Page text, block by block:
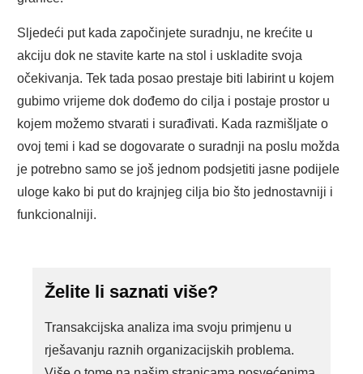
Sljedeći put kada započinjete suradnju, ne krećite u
akciju dok ne stavite karte na stol i uskladite svoja
očekivanja. Tek tada posao prestaje biti labirint u kojem
gubimo vrijeme dok dođemo do cilja i postaje prostor u
kojem možemo stvarati i surađivati. Kada razmišljate o
ovoj temi i kad se dogovarate o suradnji na poslu možda
je potrebno samo se još jednom podsjetiti jasne podijele
uloge kako bi put do krajnjeg cilja bio što jednostavniji i
funkcionalniji.
Želite li saznati više?
Transakcijska analiza ima svoju primjenu u
rješavanju raznih organizacijskih problema.